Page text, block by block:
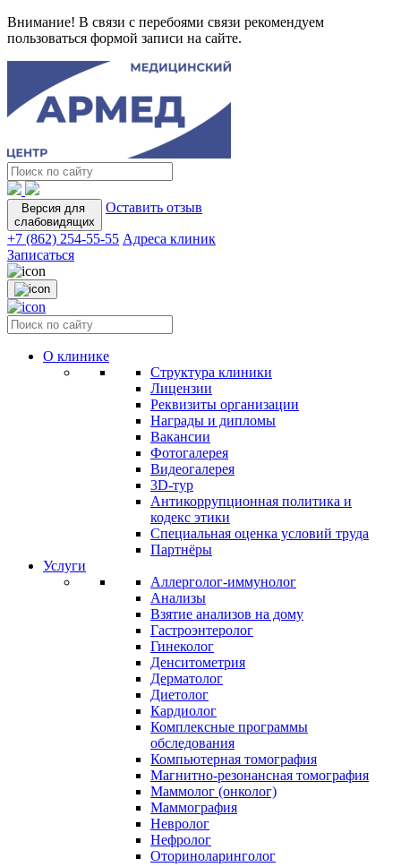
Внимание! В связи с перебоями связи рекомендуем
пользоваться формой записи на сайте.
Версия для
слабовидящих
Оставить отзыв
+7 (862) 254-55-55 Адреса клиник
Записаться
О клинике
Структура клиники
Лицензии
Реквизиты организации
Награды и дипломы
Вакансии
Фотогалерея
Видеогалерея
3D-тур
Антикоррупционная политика и
кодекс этики
Специальная оценка условий труда
Партнёры
Услуги
Аллерголог-иммунолог
Анализы
Взятие анализов на дому
Гастроэнтеролог
Гинеколог
Денситометрия
Дерматолог
Диетолог
Кардиолог
Комплексные программы
обследования
Компьютерная томография
Магнитно-резонансная томография
Маммолог (онколог)
Маммография
Невролог
Нефролог
Оториноларинголог